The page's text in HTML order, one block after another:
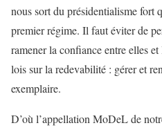
nous sort du présidentialisme fort
premier régime. Il faut éviter de
ramener la confiance entre elles
lois sur la redevabilité : gérer et
exemplaire.
D’où l’appellation MoDeL de